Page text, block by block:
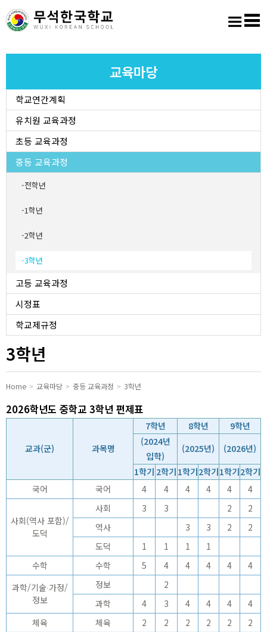
홈로그인회원가입사이트맵
교육마당
알림마당
학생활동
진학진로
학교도서실
교육마당
학교연간계획
유치원 교육과정
초등 교육과정
중등 교육과정
전학년
1학년
2학년
3학년
고등 교육과정
시정표
학교제규정
3학년
Home 교육마당 중등 교육과정 3학년
2026학년도 중학교 3학년 편제표
교과(군) 과목명
7학년 8학년
9학년
(2024년
입학)
(2025년)
(2026년)
1학기 2학기 1학기2학기1학기2학기
국어
국어 4 4 4 4 4 4
사회(역사 포함)/
도덕
사회 3 3 2
2
역사
3 3 2
2
도덕
1 1 1
1
수학
수학 5 4 4 4 4
4
과학/기술∙가정/
정보
정보
2
과학
4 3 4 4 4
4
체육
체육 2 2 2 2 2 2